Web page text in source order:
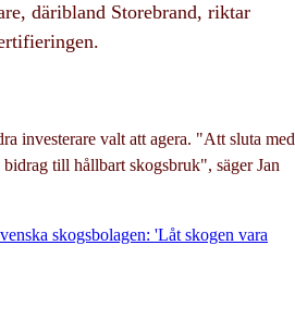
däribland Storebrand, riktar
investerare valt att agera. "Att sluta med
till hållbart skogsbruk", säger Jan
skogsbolagen: 'Låt skogen vara